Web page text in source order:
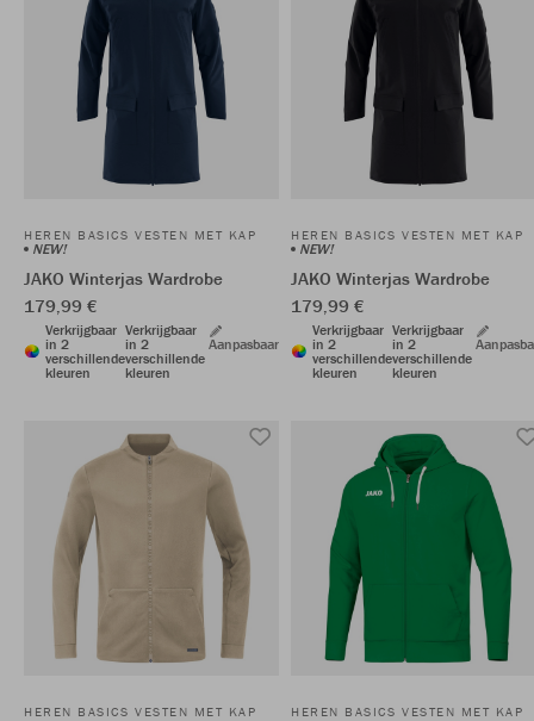
HEREN BASICS VESTEN MET KAP
NEW!
JAKO Winterjas Wardrobe
179,99 €
Verkrijgbaar
in 2
verschillende
kleuren
Verkrijgbaar
in 2
verschillende
kleuren
Aanpasbaar
HEREN BASICS VESTEN MET KAP
NEW!
JAKO Winterjas Wardrobe
179,99 €
Verkrijgbaar
in 2
verschillende
kleuren
Verkrijgbaar
in 2
verschillende
kleuren
HEREN BASICS VESTEN MET KAP HEREN BASICS VESTEN MET KAP